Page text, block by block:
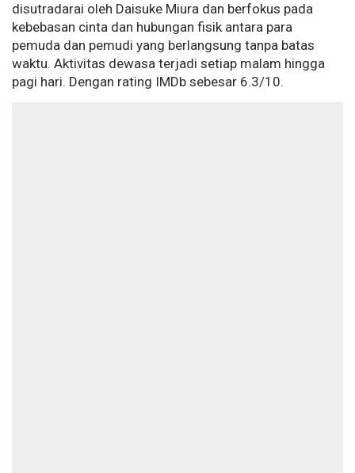
disutradarai oleh Daisuke Miura dan berfokus pada
kebebasan cinta dan hubungan fisik antara para
pemuda dan pemudi yang berlangsung tanpa batas
waktu. Aktivitas dewasa terjadi setiap malam hingga
pagi hari. Dengan rating IMDb sebesar 6.3/10.